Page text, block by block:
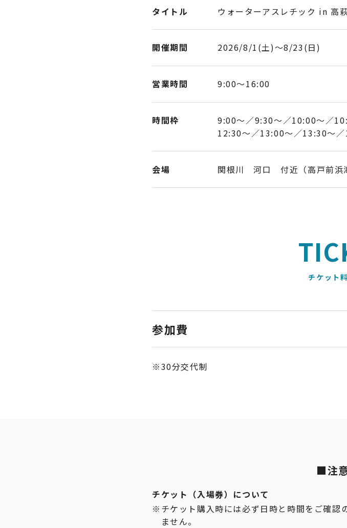
タイトル ウォーターアスレチック in 高
開催期間 2026/8/1(土)～8/23(日)
営業時間 9:00～16:00
時間枠 9:00～ 9:30～ 10:00～
12:30～
13:00～ 13:30～
会場 関根川 河口 付近（高戸前浜
参加費
30分交代制
■注
チケット（入場券）について
チケット購入時には必ず日時と時間をご確
ません。